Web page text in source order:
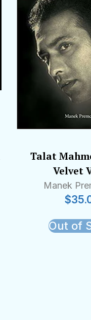
Talat
Velvet
Manek
$
Out of